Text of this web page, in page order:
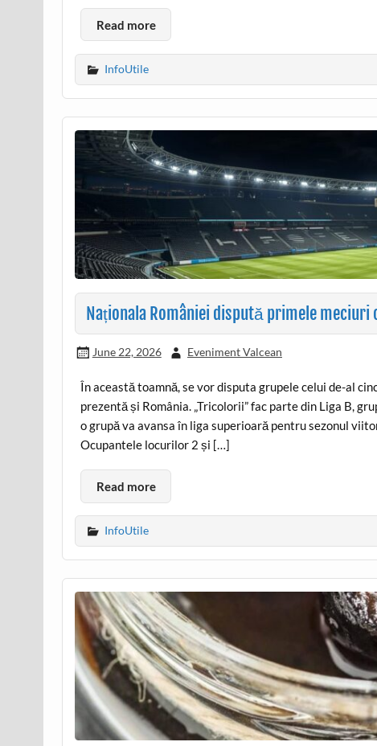
Read more
InfoUtile
Naționala României dispută primele
June 22, 2026 Eveniment Valcean
În această toamnă, se vor disputa grupele celui de-al
prezentă și România. „Tricolorii” fac parte din Liga B,
o grupă va avansa în liga superioară pentru sezonul
Ocupantele locurilor 2 și […]
Read more
InfoUtile